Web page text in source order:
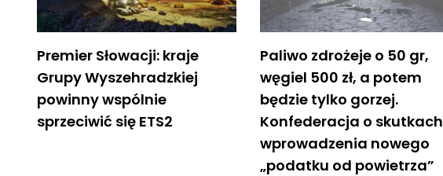
Premier Słowacji: kraje
Grupy Wyszehradzkiej
powinny wspólnie
sprzeciwić się ETS2
Paliwo zdrożeje o 50 gr,
węgiel 500 zł, a potem
będzie tylko gorzej.
Konfederacja o skutkach
wprowadzenia nowego
„podatku od powietrza”